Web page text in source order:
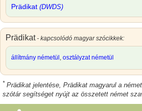
Prädikat (DWDS)
Prädikat- kapcsolódó magyar szócikkek:
állítmány németül , osztályzat németül
* Prädikat jelentése, Prädikat magyarul a
szótár segítséget nyújt az összetett német